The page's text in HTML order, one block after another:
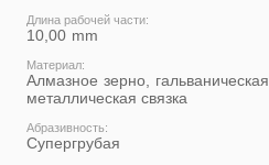
Длина рабочей части:
10,00
Материал:
Алмазное зерно, гальваническая
металлическая связка
Абразивность:
Супергрубая